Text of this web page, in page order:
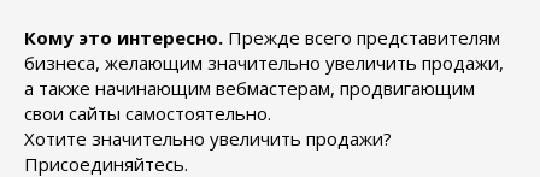
Кому это интересно. Прежде всего представителям
бизнеса, желающим значительно увеличить продажи,
а также начинающим вебмастерам, продвигающим
свои сайты самостоятельно.
Хотите значительно увеличить продажи?
Присоединяйтесь.